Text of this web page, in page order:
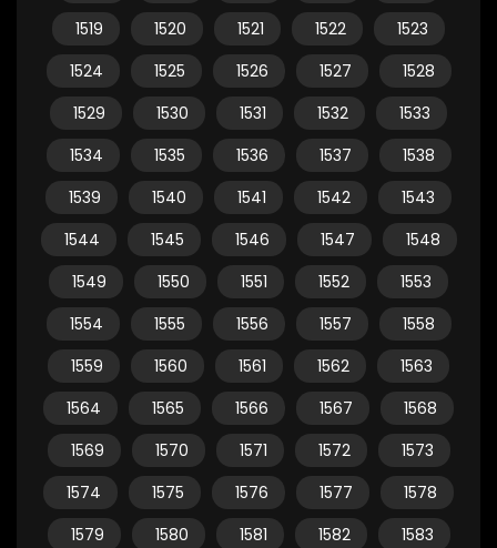
1519
1520 1521 1522
1523
1524
1525 1526 1527
1528
1529
1530 1531 1532
1533
1534
1535 1536 1537
1538
1539
1540 1541 1542
1543
1544
1545 1546 1547
1548
1549
1550 1551 1552
1553
1554
1555 1556 1557
1558
1559
1560 1561 1562
1563
1564
1565 1566 1567
1568
1569
1570 1571 1572
1573
1574
1575 1576 1577
1578
1579
1580 1581 1582
1583